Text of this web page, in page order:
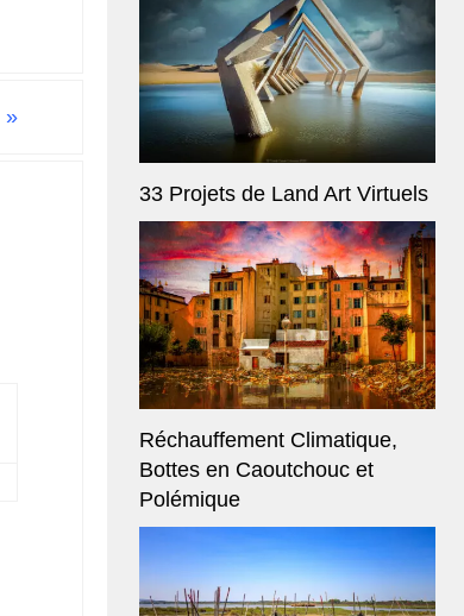
»
33 Projets de Land Art Virtuels
Réchauffement Climatique,
Bottes en Caoutchouc et
Polémique